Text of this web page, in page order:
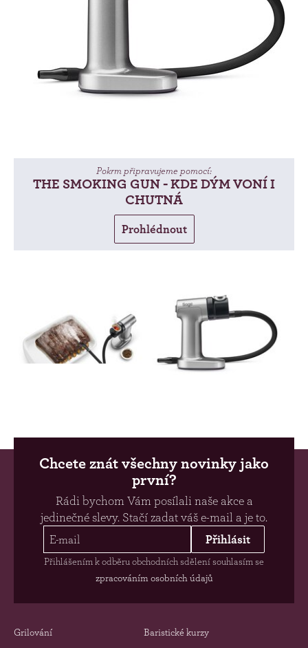
Pokrm připravujeme pomocí:
THE SMOKING GUN - KDE DÝM VONÍ I
CHUTNÁ
Prohlédnout
Chcete znát všechny novinky jako
první?
Rádi bychom Vám posílali naše akce a
jedinečné slevy. Stačí zadat váš e-mail a je to.
Přihlásit
Přihlášením k odběru obchodních sdělení souhlasím se
zpracováním osobních údajů
Grilování
Baristické kurzy